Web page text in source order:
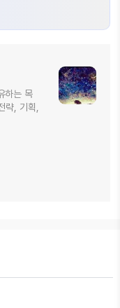
하는 목
, 기획,